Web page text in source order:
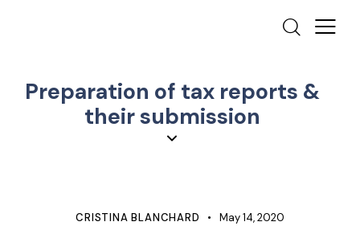
Preparation of tax reports &
their submission
CRISTINA BLANCHARD May 14, 2020